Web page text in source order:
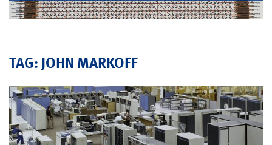
TAG: JOHN MARKOFF